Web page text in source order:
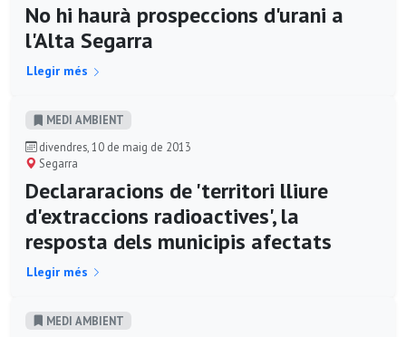
No hi haurà prospeccions d'urani a
l'Alta Segarra
Llegir més
MEDI AMBIENT
divendres, 10 de maig de 2013
Segarra
Declararacions de 'territori lliure
d'extraccions radioactives', la
resposta dels municipis afectats
Llegir més
MEDI AMBIENT